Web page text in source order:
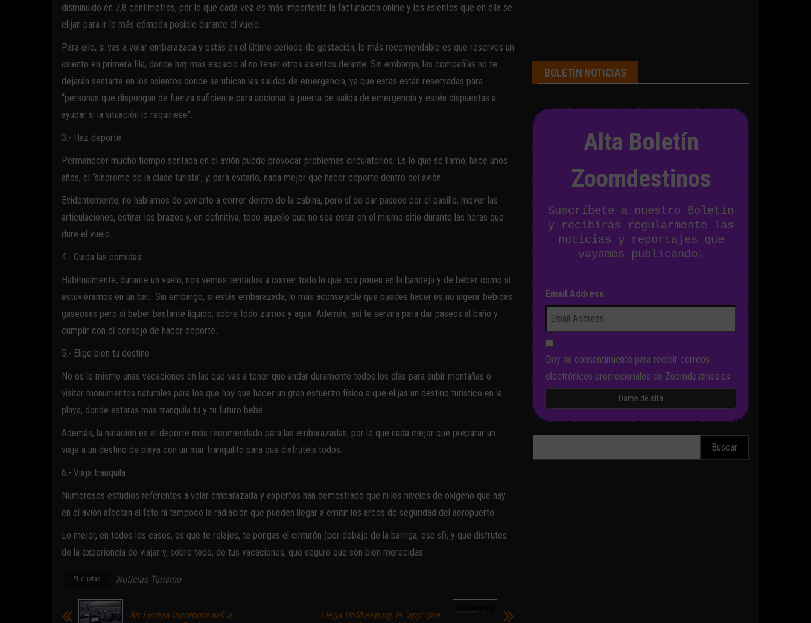
disminuido en 7,8 centímetros, por lo que cada vez es más importante la facturación online y los asientos que en ella se
elijan para ir lo más cómoda posible durante el vuelo.
Para ello, si vas a volar embarazada y estás en el último periodo de gestación, lo más recomendable es que reserves un
asiento en primera fila, donde hay más espacio al no tener otros asientos delante. Sin embargo, las compañías no te
dejarán sentarte en los asientos donde se ubican las salidas de emergencia, ya que estas están reservadas para
“personas que dispongan de fuerza suficiente para accionar la puerta de salida de emergencia y estén dispuestas a
ayudar si la situación lo requiriese”.
3.- Haz deporte
Permanecer mucho tiempo sentada en el avión puede provocar problemas circulatorios. Es lo que se llamó, hace unos
años, el “síndrome de la clase turista”, y, para evitarlo, nada mejor que hacer deporte dentro del avión.
Evidentemente, no hablamos de ponerte a correr dentro de la cabina, pero sí de dar paseos por el pasillo, mover las
articulaciones, estirar los brazos y, en definitiva, todo aquello que no sea estar en el mismo sitio durante las horas que
dure el vuelo.
4.- Cuida las comidas
Habitualmente, durante un vuelo, nos vemos tentados a comer todo lo que nos ponen en la bandeja y de beber como si
estuviéramos en un bar. Sin embargo, si estás embarazada, lo más aconsejable que puedes hacer es no ingerir bebidas
gaseosas pero sí beber bastante líquido, sobre todo zumos y agua. Además, así te servirá para dar paseos al baño y
cumplir con el consejo de hacer deporte.
5.- Elige bien tu destino
No es lo mismo unas vacaciones en las que vas a tener que andar duramente todos los días para subir montañas o
visitar monumentos naturales para los que hay que hacer un gran esfuerzo físico a que elijas un destino turístico en la
playa, donde estarás más tranquila tú y tu futuro bebé.
Además, la natación es el deporte más recomendado para las embarazadas, por lo que nada mejor que preparar un
viaje a un destino de playa con un mar tranquilito para que disfrutéis todos.
6.- Viaja tranquila
Numerosos estudios referentes a volar embarazada y expertos han demostrado que ni los niveles de oxígeno que hay
en el avión afectan al feto ni tampoco la radiación que pueden llegar a emitir los arcos de seguridad del aeropuerto.
Lo mejor, en todos los casos, es que te relajes, te pongas el cinturón (por debajo de la barriga, eso sí), y que disfrutes
de la experiencia de viajar y, sobre todo, de tus vacaciones, que seguro que son bien merecidas.
Etiquetas Noticias Turismo
Air Europa incorpora wifi a
Llega UnSheeping, la ‘app’ que
BOLETÍN NOTICIAS
Alta Boletín
Zoomdestinos
Suscríbete a nuestro Boletín
y recibirás regularmente las
noticias y reportajes que
vayamos publicando.
Email Address
Doy mi consentimiento para recibir correos
electrónicos promocionales de Zoomdestinos.es